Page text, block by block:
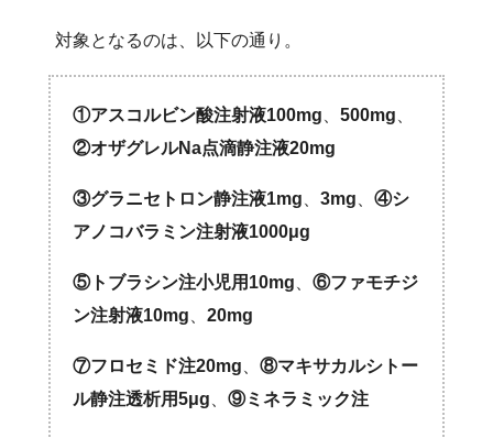
対象となるのは、以下の通り。
①アスコルビン酸注射液100mg 、500mg
②オザグレルNa点滴静注液20mg
③グラニセトロン静注液1mg 、3mg 、④シ
アノコバラミン注射液1000μg
⑤トブラシン注小児用10mg 、⑥ファモチジ
ン注射液10mg 、20mg
⑦フロセミド注20mg 、⑧マキサカルシトー
ル静注透析用5μg 、⑨ミネラミック注